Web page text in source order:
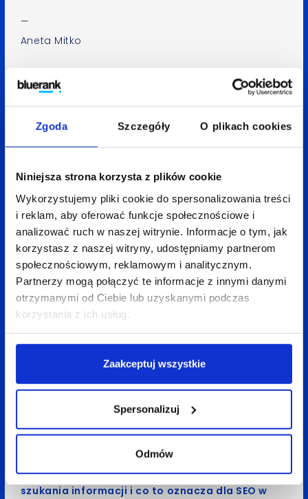
Zgoda Szczegóły O plikach cookies
Niniejsza strona korzysta z plików cookie
Wykorzystujemy pliki cookie do spersonalizowania treści
i reklam, aby oferować funkcje społecznościowe i
analizować ruch w naszej witrynie. Informacje o tym, jak
korzystasz z naszej witryny, udostępniamy partnerom
społecznościowym, reklamowym i analitycznym.
Partnerzy mogą połączyć te informacje z innymi danymi
otrzymanymi od Ciebie lub uzyskanymi podczas
korzystania z ich usług.
Zaakceptuj wszystkie
Spersonalizuj
Odmów
—
Aneta Mitko
Spodobał Ci się artykuł? Udostępnij go:
Wróć do bloga
Zobacztakże:
Anita Treścińska
Social = wyszukiwarka. Jak Gen Z zmieniło sposób
szukania informacji i co to oznacza dla SEO w